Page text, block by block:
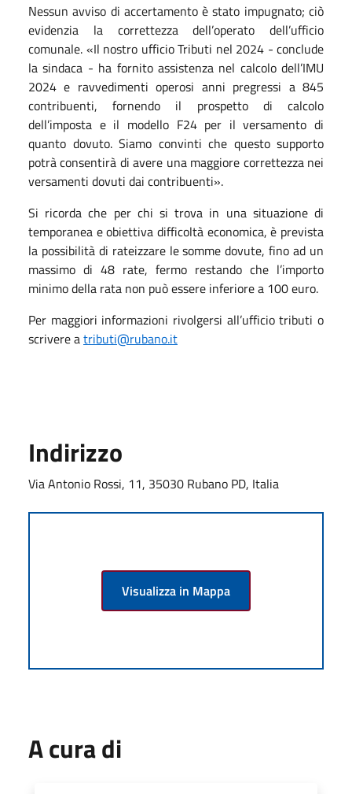
Nessun avviso di accertamento è stato impugnato; ciò
evidenzia la correttezza dell’operato dell’ufficio
comunale. «Il nostro ufficio Tributi nel 2024 - conclude
la sindaca - ha fornito assistenza nel calcolo dell’IMU
2024 e ravvedimenti operosi anni pregressi a 845
contribuenti, fornendo il prospetto di calcolo
dell’imposta e il modello F24 per il versamento di
quanto dovuto. Siamo convinti che questo supporto
potrà consentirà di avere una maggiore correttezza nei
versamenti dovuti dai contribuenti».
Si ricorda che per chi si trova in una situazione di
temporanea e obiettiva difficoltà economica, è prevista
la possibilità di rateizzare le somme dovute, fino ad un
massimo di 48 rate, fermo restando che l’importo
minimo della rata non può essere inferiore a 100 euro.
Per maggiori informazioni rivolgersi all’ufficio tributi o
scrivere atributi@rubano.it
Indirizzo
Via Antonio Rossi, 11, 35030 Rubano PD, Italia
Visualizza in Mappa
A cura di